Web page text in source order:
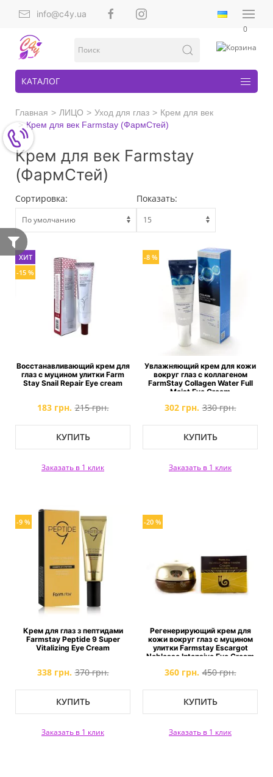
info@c4y.ua
0
КАТАЛОГ
Главная ЛИЦО Уход для глаз
Крем для век
Крем для век Farmstay (ФармСтей)
Крем для век Farmstay
(ФармСтей)
Сортировка: Показать:
ХИТ
-15 %
Восстанавливающий крем для
глаз с муцином улитки Farm
Stay Snail Repair Eye cream
183 грн. 215 грн.
КУПИТЬ
Заказать в 1 клик
-8 %
Увлажняющий крем для кожи
вокруг глаз с коллагеном
FarmStay Collagen Water Full
Moist Eye Cream
302 грн. 330 грн.
КУПИТЬ
Заказать в 1 клик
-9 %
Крем для глаз з пептидами
Farmstay Peptide 9 Super
Vitalizing Eye Cream
338 грн. 370 грн.
КУПИТЬ
Заказать в 1 клик
-20 %
Регенерирующий крем для
кожи вокруг глаз с муцином
улитки Farmstay Escargot
Noblesse Intensive Eye Cream
360 грн. 450 грн.
КУПИТЬ
Заказать в 1 клик